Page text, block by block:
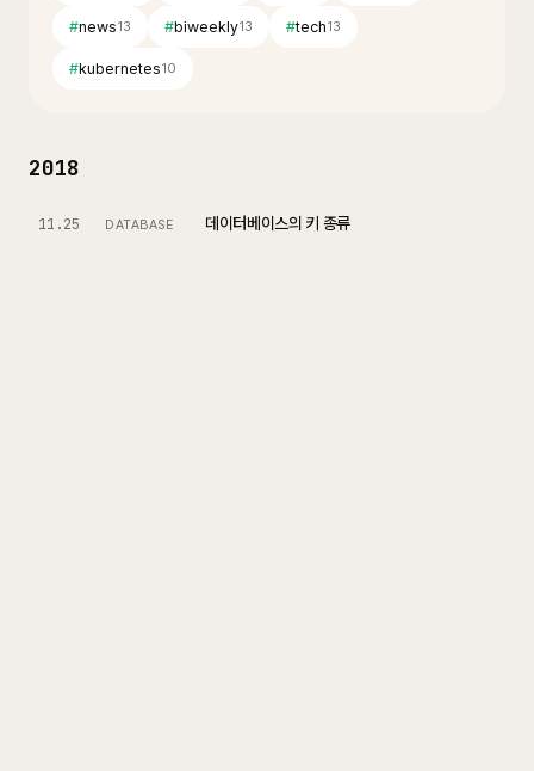
#news13 #biweekly13 #tech13
#kubernetes10
2018
11.25 DATABASE 데이터베이스의 키 종류